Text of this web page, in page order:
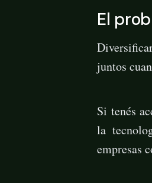
El
juntos
Si tenés
la
empresas